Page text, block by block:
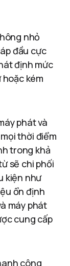
nhỏ
đầu cực
định mức
kém
phát và
thời điểm
trong khả
sẽ chi phối
kiện như
ổn định
máy phát
cung cấp
công